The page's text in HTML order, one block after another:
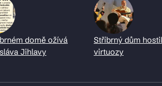
domě ožívá
Jihlavy
Stříbrný dům
virtuozy